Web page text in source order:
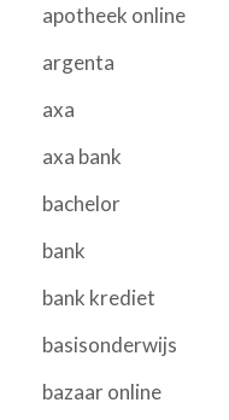
apotheek online
argenta
axa
axa bank
bachelor
bank
bank krediet
basisonderwijs
bazaar online